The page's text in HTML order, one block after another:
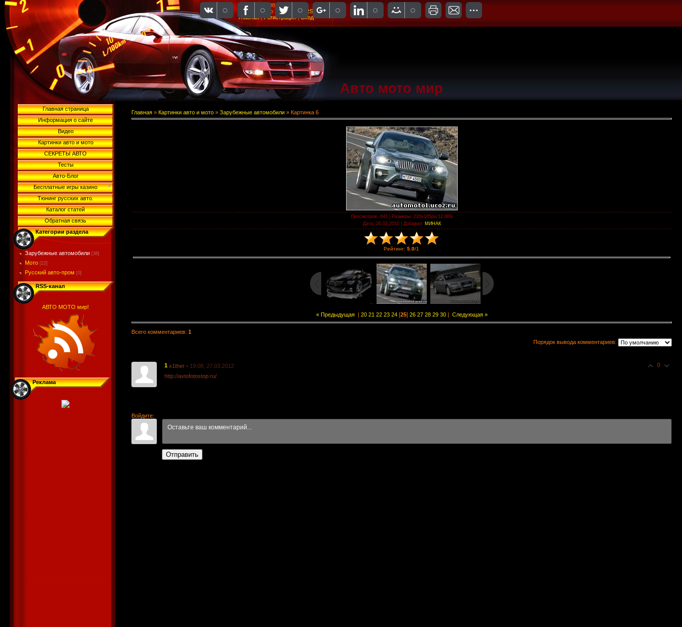
Четверг, 06.08.2026, 04:36
Приветствую Вас
Гость|
RSS
Главная|Регистрация|Вход
Авто мото мир
Главная страница
Информация о сайте
Видео
Картинки авто и мото
СЕКРЕТЫ АВТО
Тесты
Авто-Блог
Бесплатные игры казино
Тюнинг русских авто.
Каталог статей
Обратная связь
Категории раздела
Зарубежные автомобили [36]
Мото [22]
Русский авто-пром [0]
RSS-канал
АВТО МОТО мир!
Реклама
Главная » Картинки авто и мото » Зарубежные автомобили » Картинка 6
Просмотров: 643 | Размеры: 220x165px/12.8Kb
Дата: 26.02.2010 | Добавил: МИНАК
Рейтинг: 5.0/1
« Предыдущая| 20 21 22 23 24[25] 26 27 28 29 30| Следующая »
Всего комментариев: 1
Порядок вывода комментариев:
0
1 x1ther • 19:08, 27.03.2012
http://avtofotostop.ru/
Войдите:
Отправить